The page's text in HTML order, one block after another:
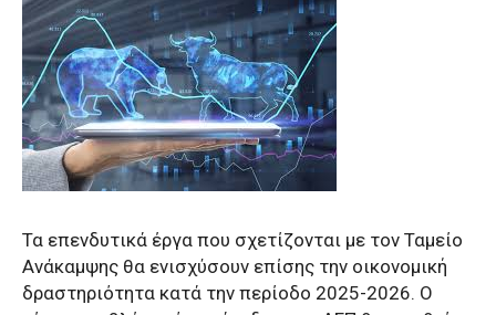
Τα επενδυτικά έργα που σχετίζονται με τον Ταμείο
Ανάκαμψης θα ενισχύσουν επίσης την οικονομική
δραστηριότητα κατά την περίοδο 2025-2026. Ο